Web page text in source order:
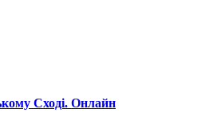
Сході. Онлайн